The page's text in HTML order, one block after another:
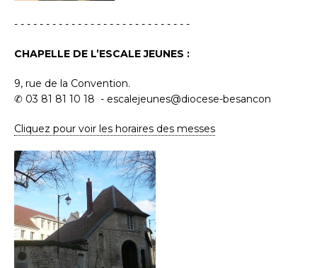
- - - - - - - - - - - - - - - - - - - - - - - - - - - -
CHAPELLE DE L’ESCALE JEUNES :
9, rue de la Convention.
✆ 03 81 81 10 18 - escalejeunes@diocese-besancon
Cliquez pour voir les horaires des messes